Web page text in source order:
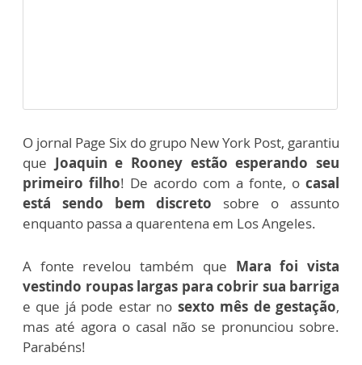
O jornal Page Six do grupo New York Post, garantiu
que Joaquin e Rooney estão esperando seu
primeiro filho! De acordo com a fonte, o casal
está sendo bem discreto sobre o assunto
enquanto passa a quarentena em Los Angeles.
A fonte revelou também que Mara foi vista
vestindo roupas largas para cobrir sua barriga
e que já pode estar no sexto mês de gestação,
mas até agora o casal não se pronunciou sobre.
Parabéns!